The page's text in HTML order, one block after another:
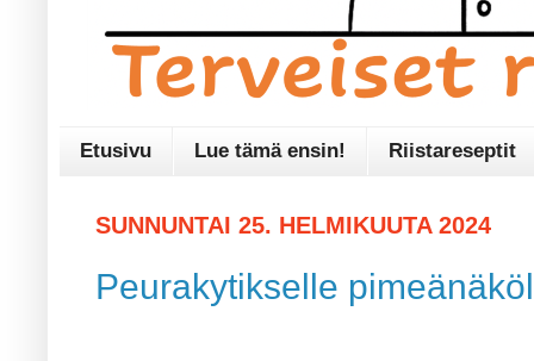
Etusivu Lue tämä ensin! Riistareseptit
SUNNUNTAI 25. HELMIKUUTA 2024
Peurakytikselle